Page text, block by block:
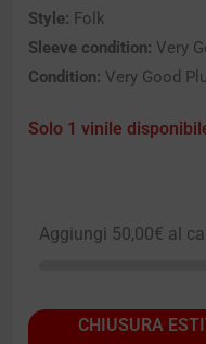
Style: Folk
Sleeve condition: Very
Condition: Very Good
Solo 1 vinile
Aggiungi 50,00€ al
CHIUSURA